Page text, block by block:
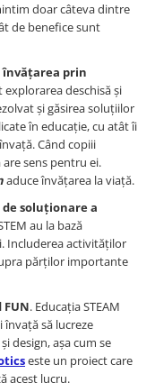
doar câteva dintre
de benefice sunt
învățarea prin
explorarea deschisă și
și găsirea soluțiilor
în educație, cu atât îi
Când copiii
sens pentru ei.
aduce învățarea la viață.
soluționare a
au la bază
Includerea activităților
părților importante
. Educația STEAM
să lucreze
design, așa cum se
este un proiect care
acest lucru.